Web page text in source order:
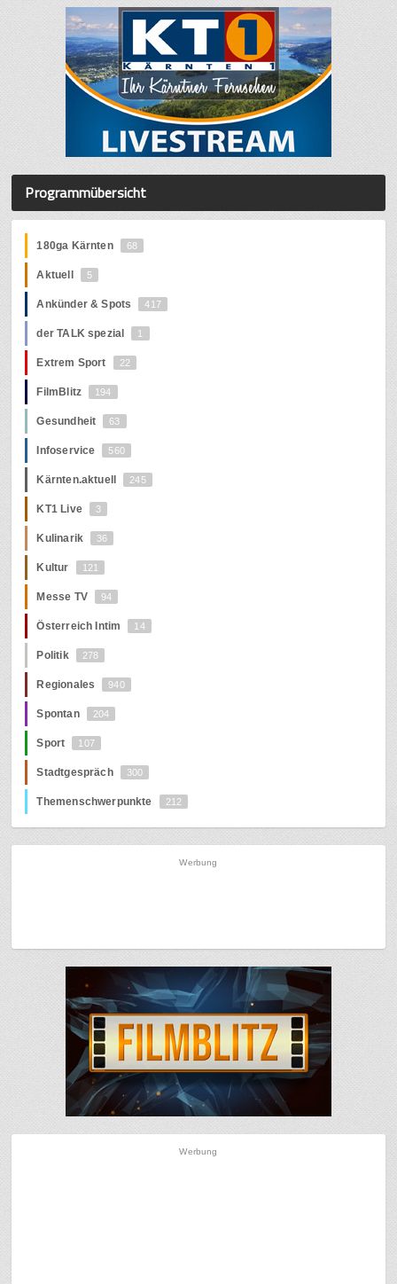
Programmübersicht
180ga Kärnten 68
Aktuell 5
Ankünder & Spots 417
der TALK spezial 1
Extrem Sport 22
FilmBlitz 194
Gesundheit 63
Infoservice 560
Kärnten.aktuell 245
KT1 Live 3
Kulinarik 36
Kultur 121
Messe TV 94
Österreich Intim 14
Politik 278
Regionales 940
Spontan 204
Sport 107
Stadtgespräch 300
Themenschwerpunkte 212
Werbung
Werbung